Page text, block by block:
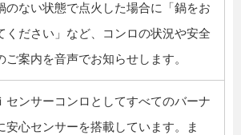
のない状態で点火した場合に「鍋をお
ください」など、コンロの状況や安全
ご案内を音声でお知らせします。
センサーコンロとしてすべてのバーナ
安心センサーを搭載しています。ま